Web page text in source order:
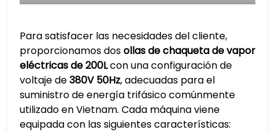
Para satisfacer las necesidades del cliente,
proporcionamos dosollas de chaqueta de vapor
eléctricas de 200Lcon una configuración de
voltaje de380V 50Hz, adecuadas para el
suministro de energía trifásico comúnmente
utilizado en Vietnam. Cada máquina viene
equipada con las siguientes características: